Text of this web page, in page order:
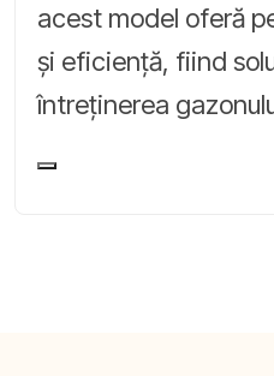
acest model oferă
și eficiență, fiind
întreținerea